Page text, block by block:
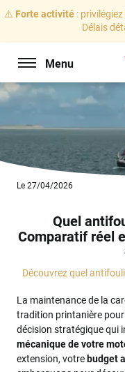
⚠️ Forte activité: privilégiez
Délais
Menu
Le 27/04/2026
Quel
Comparatif réel
Découvrez quel
La maintenance de la
tradition printanière pour
décision stratégique qui
mécanique de votre
extension, votre budget